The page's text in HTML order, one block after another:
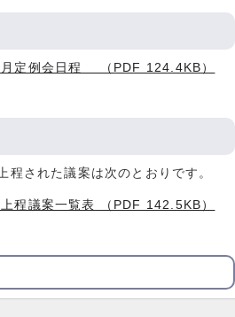
月定例会日程 （PDF 124.4KB）
程された議案は次のとおりです。
程議案一覧表 （PDF 142.5KB）